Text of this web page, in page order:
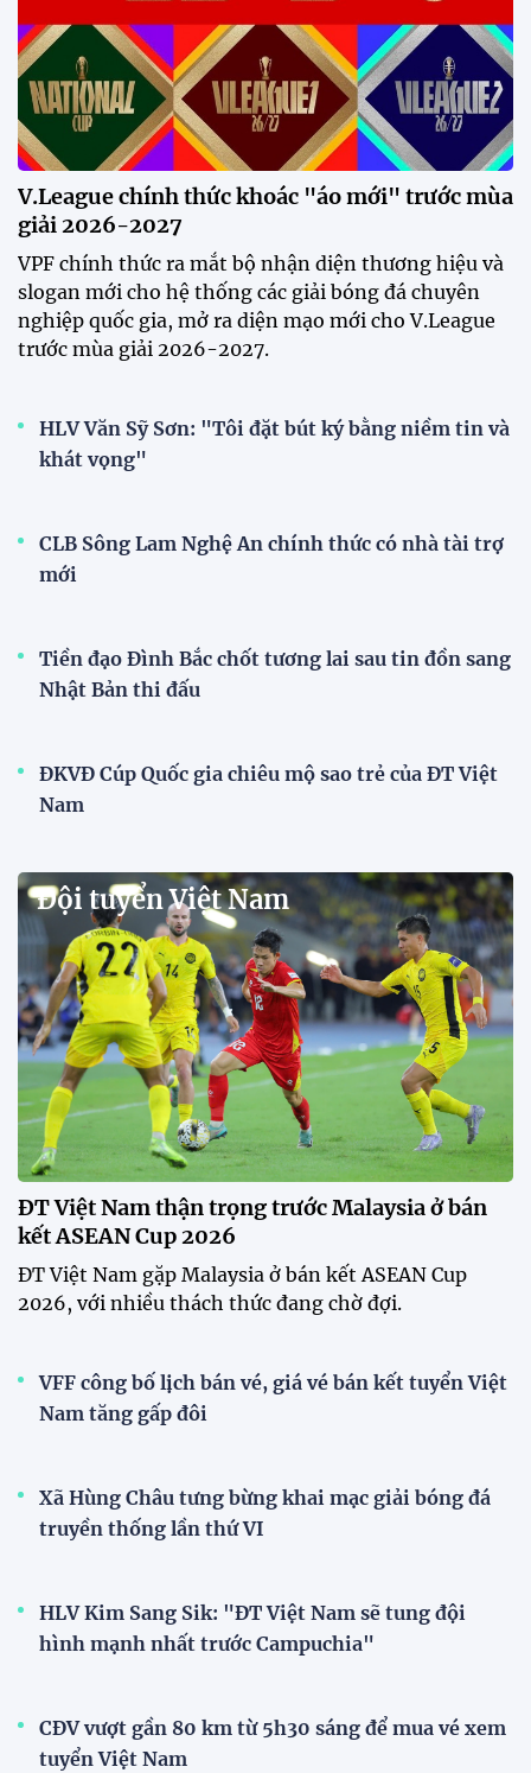
V.League chính thức khoác "áo mới" trước mùa
giải 2026-2027
VPF chính thức ra mắt bộ nhận diện thương hiệu và
slogan mới cho hệ thống các giải bóng đá chuyên
nghiệp quốc gia, mở ra diện mạo mới cho V.League
trước mùa giải 2026-2027.
HLV Văn Sỹ Sơn: "Tôi đặt bút ký bằng niềm tin và
khát vọng"
CLB Sông Lam Nghệ An chính thức có nhà tài trợ
mới
Tiền đạo Đình Bắc chốt tương lai sau tin đồn sang
Nhật Bản thi đấu
ĐKVĐ Cúp Quốc gia chiêu mộ sao trẻ của ĐT Việt
Nam
Đội tuyển Việt Nam
ĐT Việt Nam thận trọng trước Malaysia ở bán
kết ASEAN Cup 2026
ĐT Việt Nam gặp Malaysia ở bán kết ASEAN Cup
2026, với nhiều thách thức đang chờ đợi.
VFF công bố lịch bán vé, giá vé bán kết tuyển Việt
Nam tăng gấp đôi
Xã Hùng Châu tưng bừng khai mạc giải bóng đá
truyền thống lần thứ VI
HLV Kim Sang Sik: "ĐT Việt Nam sẽ tung đội
hình mạnh nhất trước Campuchia"
CĐV vượt gần 80 km từ 5h30 sáng để mua vé xem
tuyển Việt Nam